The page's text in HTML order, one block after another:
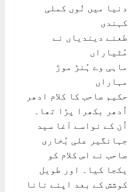
دنیا میں نُوں کملی
کہندی
طعنے دیندیاں نے
مُٹیاراں
ماہی وے ہُنڑ موڑ
مہاراں
حکیم صاحب کا کلام ادھر
اُدھر بکھرا پڑا تھا۔
اُن کے نواسے آغا سید
جہانگیر علی بُخاری
صاحب نے اس کلام کو
یکجا کیا۔ اور طویل
کوشش کے بعد اپنے نانا